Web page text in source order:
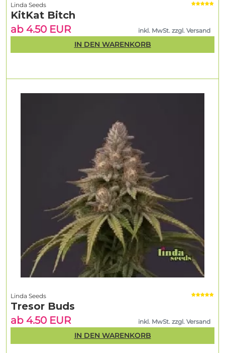
Linda Seeds
Tresor Buds
ab 4.50 EUR
inkl. MwSt. zzgl. Versand
IN DEN WARENKORB
Linda Seeds
KitKat Bitch
ab 4.50 EUR
inkl. MwSt. zzgl. Versand
IN DEN WARENKORB